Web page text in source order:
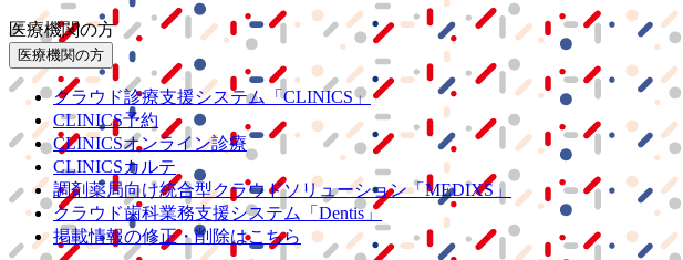
医療機関の方
医療機関の方
クラウド診療支援システム
「CLINICS」
CLINICS予約
CLINICSオンライン診療
CLINICSカルテ
調剤薬局向け統合型クラウドソリューション「MEDIXS」
クラウド歯科業務支援システム
「Dentis」
掲載情報の修正・削除はこちら